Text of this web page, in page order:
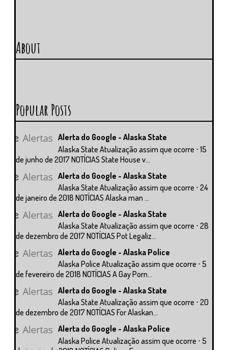
About
Popular Posts
Alerta do Google - Alaska State
Alaska State Atualização assim que ocorre ⋅ 15
de junho de 2017 NOTÍCIAS State House v...
Alerta do Google - Alaska State
Alaska State Atualização assim que ocorre ⋅ 24
de janeiro de 2018 NOTÍCIAS Alaska man ...
Alerta do Google - Alaska State
Alaska State Atualização assim que ocorre ⋅ 28
de dezembro de 2017 NOTÍCIAS Pot Legaliz...
Alerta do Google - Alaska Police
Alaska Police Atualização assim que ocorre ⋅ 5
de fevereiro de 2018 NOTÍCIAS A Gay Porn...
Alerta do Google - Alaska State
Alaska State Atualização assim que ocorre ⋅ 20
de dezembro de 2017 NOTÍCIAS For Alaskan...
Alerta do Google - Alaska Police
Alaska Police Atualização assim que ocorre ⋅ 5